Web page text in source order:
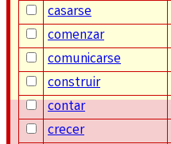
casarse
comenzar
comunicarse
construir
contar
crecer